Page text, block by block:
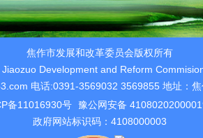
焦作市发展和改革委员会版权所有
Development and Reform
电话:0391-3569032 3569855 地址：
备11016930号 豫公网安备
政府网站标识码：4108000003